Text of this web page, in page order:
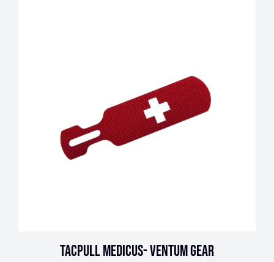
TACPULL Medicus- Ventum Gear